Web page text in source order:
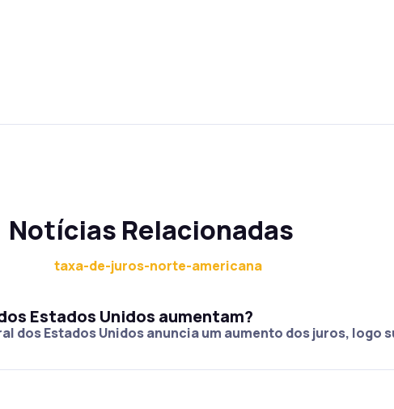
Notícias Relacionadas
Estados Unidos aumentam?
dos Estados Unidos anuncia um aumento dos juros, logo